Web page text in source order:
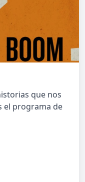
que nos
el programa de